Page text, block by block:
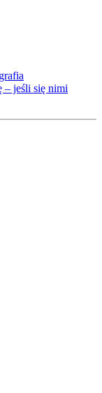
– jeśli się nimi